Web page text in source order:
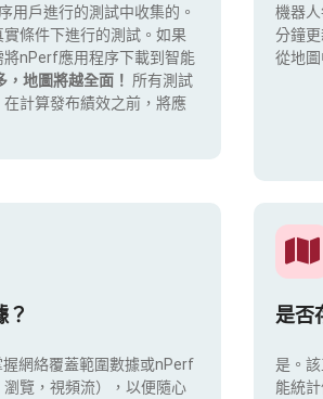
用戶進行的測試中收集的。
條件下進行的測試。如果
nPerf應用程序下載到智能
，地圖將越全面！ 所有測試
計算發布績效之前，將應
機器
分鐘
從地圖
？
網絡覆蓋範圍數據或nPerf
覽，視頻流），以便隨心
是否
是。
能統